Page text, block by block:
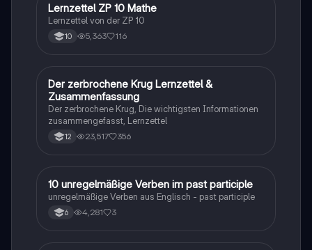
Mathe
Lernzettel ZP 10 Mathe
Lernzettel von der ZP 10
10 5,363 116
Deutsch
Der zerbrochene Krug Lernzettel &
Zusammenfassung
Der zerbrochene Krug, Die wichtigsten Informationen
zusammengefasst, Lernzettel
12 23,517 356
1 Englisch
10 unregelmäßige Verben im past participle
unregelmäßige Verben aus Englisch - past participle
6 4,281 3